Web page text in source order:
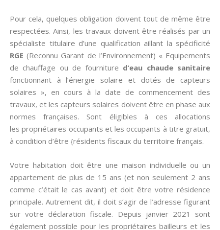
Pour cela, quelques obligation doivent tout de même être
respectées. Ainsi, les travaux doivent être réalisés par un
spécialiste titulaire d’une qualification aillant la spécificité
RGE(Reconnu Garant de l’Environnement) « Equipements
de chauffage ou de fourniture d’eau chaude sanitaire
fonctionnant à l’énergie solaire et dotés de capteurs
solaires », en cours à la date de commencement des
travaux, et les capteurs solaires doivent être en phase aux
normes françaises. Sont éligibles à ces allocations
les propriétaires occupants et les occupants à titre gratuit,
à condition d’être {résidents fiscaux du territoire français.
Votre habitation doit être une maison individuelle ou un
appartement de plus de 15 ans (et non seulement 2 ans
comme c’était le cas avant) et doit être votre résidence
principale. Autrement dit, il doit s’agir de l’adresse figurant
sur votre déclaration fiscale. Depuis janvier 2021 sont
également possible pour les propriétaires bailleurs et les